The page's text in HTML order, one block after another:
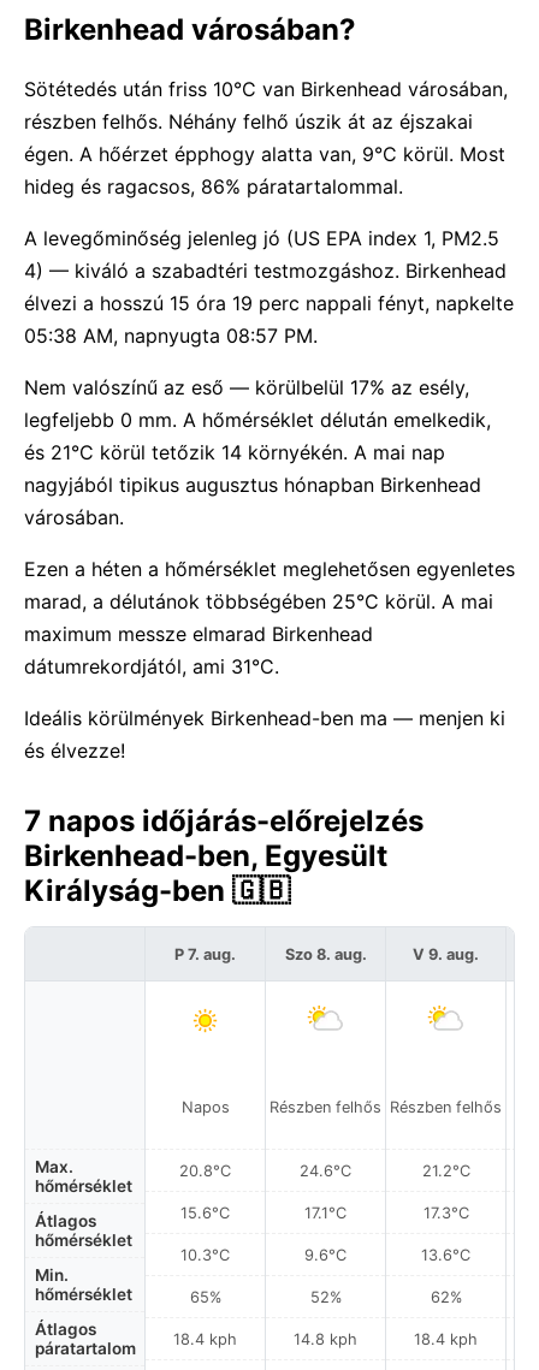
Birkenhead városában?
Sötétedés után friss 10°C van Birkenhead városában,
részben felhős. Néhány felhő úszik át az éjszakai
égen. A hőérzet épphogy alatta van, 9°C körül. Most
hideg és ragacsos, 86% páratartalommal.
A levegőminőség jelenleg jó (US EPA index 1, PM2.5
4) — kiváló a szabadtéri testmozgáshoz. Birkenhead
élvezi a hosszú 15 óra 19 perc nappali fényt, napkelte
05:38 AM, napnyugta 08:57 PM.
Nem valószínű az eső — körülbelül 17% az esély,
legfeljebb 0 mm. A hőmérséklet délután emelkedik,
és 21°C körül tetőzik 14 környékén. A mai nap
nagyjából tipikus augusztus hónapban Birkenhead
városában.
Ezen a héten a hőmérséklet meglehetősen egyenletes
marad, a délutánok többségében 25°C körül. A mai
maximum messze elmarad Birkenhead
dátumrekordjától, ami 31°C.
Ideális körülmények Birkenhead-ben ma — menjen ki
és élvezze!
7 napos időjárás-előrejelzés
Birkenhead-ben, Egyesült
Királyság-ben 🇬🇧
Max.
hőmérséklet
Átlagos
hőmérséklet
Min.
hőmérséklet
Átlagos
páratartalom
P 7. aug.
Napos
20.8°C
15.6°C
10.3°C
65%
18.4 kph
Szo 8. aug.
Részben felhős
24.6°C
17.1°C
9.6°C
52%
14.8 kph
V 9. aug.
Részben felhős
21.2°C
17.3°C
13.6°C
62%
18.4 kph